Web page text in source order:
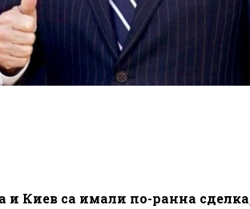
Киев са имали по-ранна